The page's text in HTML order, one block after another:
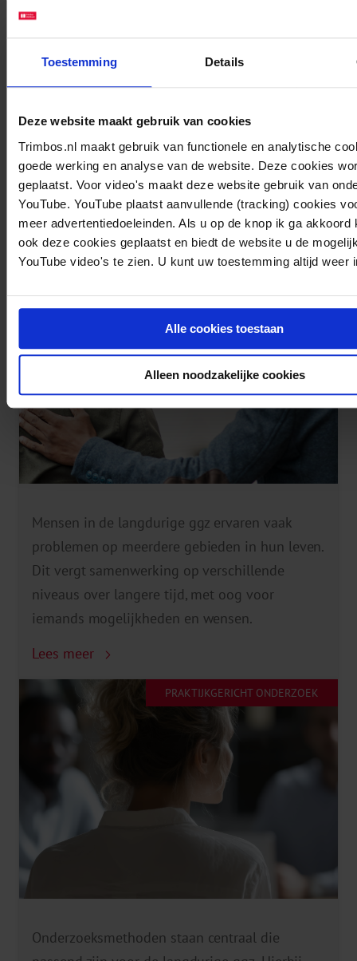
Toestemming Details
Deze website maakt gebruik van cookies
Trimbos.nl maakt gebruik van functionele en analytische
goede werking en analyse van de website. Deze cookies
geplaatst. Voor video's maakt deze website gebruik van
YouTube. YouTube plaatst aanvullende (tracking) cookies
meer advertentiedoeleinden. Als u op de knop ik ga akkoord
ook deze cookies geplaatst en biedt de website u de
YouTube video's te zien. U kunt uw toestemming altijd weer
Alle cookies toestaan
Alleen noodzakelijke cookies
ondersteuningsbehoeften is een voorwaarde
om te kunnen werken aan herstel. Door goede
(her)diagnostiek kunnen hulpverleners beter
aansluiten bij wat iemand nodig heeft.
Lees meer
Mensen in de langdurige ggz ervaren vaak
problemen op meerdere gebieden in hun leven.
Dit vergt samenwerking op verschillende
niveaus over langere tijd, met oog voor
iemands mogelijkheden en wensen.
Lees meer
Onderzoeksmethoden staan centraal die
PRAKTIJKGERICHT ONDERZOEK